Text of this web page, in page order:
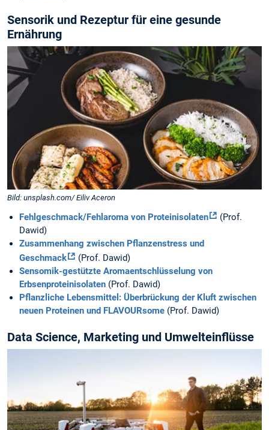
Sensorik und Rezeptur für eine gesunde
Ernährung
Bild: unsplash.com/ Eiliv Aceron
Fehlgeschmack/Fehlaroma von Proteinisolaten
(Prof.
Dawid)
Zusammenhang zwischen Pflanzenstress und
Geschmack
(Prof. Dawid)
Sensomik-gestützte Aromaentschlüsselung von
Erbsenproteinisolaten (Prof. Dawid)
Pflanzliche Lebensmittel: Überbrückung der Kluft zwischen
neuen Proteinen und FLAVOURsome (Prof. Dawid)
Data Science, Marketing und Umwelteinflüsse